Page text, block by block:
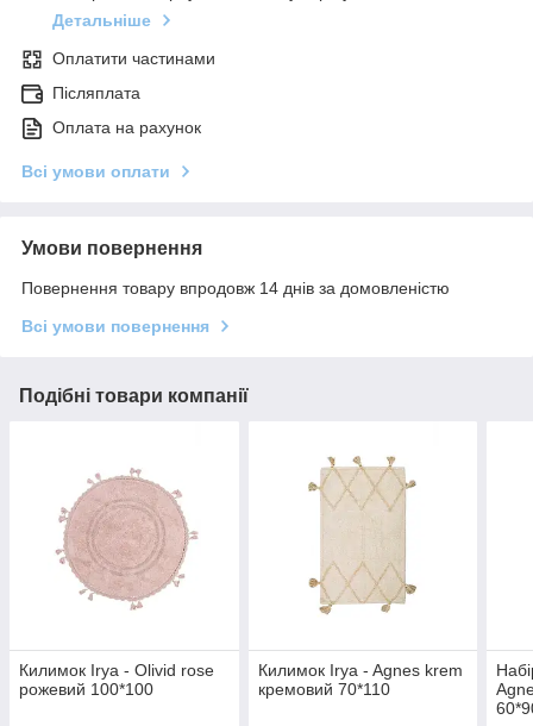
Детальніше
Оплатити частинами
Післяплата
Оплата на рахунок
Всі умови оплати
Умови повернення
Повернення товару впродовж 14 днів за домовленістю
Всі умови повернення
Подібні товари компанії
Килимок Irya - Olivid rose
рожевий 100*100
Килимок Irya - Agnes krem
кремовий 70*110